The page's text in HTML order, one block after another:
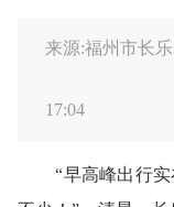
来源:福州市长
17:04
“早高峰出行实